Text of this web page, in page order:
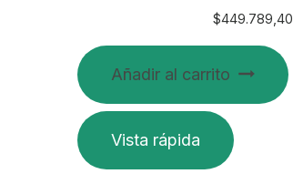
$449.789,40
Añadir al carrito
Vista rápida